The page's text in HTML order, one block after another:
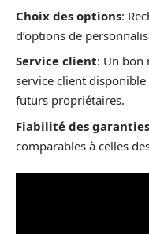
Choix des options:
d’options de
Service client: Un bon
service client
futurs propriétaires.
Fiabilité des garanties
comparables à celles